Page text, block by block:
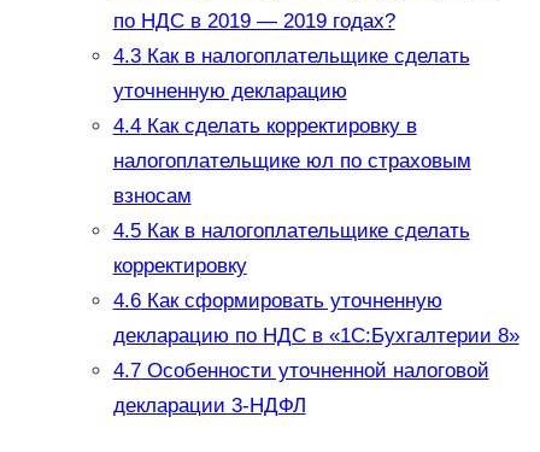
по НДС в 2019 — 2019 годах?
4.3Как в налогоплательщике сделать
уточненную декларацию
4.4Как сделать корректировку в
налогоплательщике юл по страховым
взносам
4.5Как в налогоплательщике сделать
корректировку
4.6Как сформировать уточненную
декларацию по НДС в «1С:Бухгалтерии 8»
4.7Особенности уточненной налоговой
декларации 3-НДФЛ